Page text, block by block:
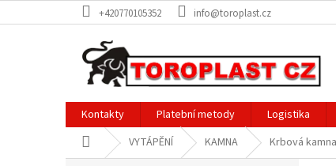
na
+420770105352 info@toroplast.cz
Kontakty Platební metody Logistika
Domů VYTÁPĚNÍ KAMNA Krbová kamna